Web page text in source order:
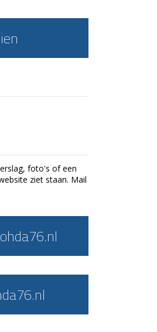
foto's of een
ziet staan. Mail